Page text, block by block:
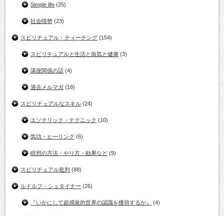
Simple life (25)
社会情勢 (23)
スピリチュアル・ティーチング (154)
スピリチュアルと生活と病気と健康 (3)
講座関係の話 (4)
過去メルマガ (18)
スピリチュアルなスキル (24)
エソテリック・テクニック (10)
気功・ヒーリング (6)
瞑想の方法・やり方・効果など (9)
スピリチュアル批判 (88)
ルドルフ・シュタイナー (26)
『いかにして超感覚的世界の認識を獲得するか』 (4)